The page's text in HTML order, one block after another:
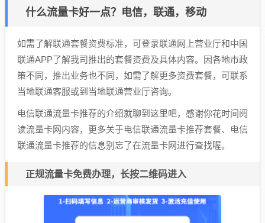
什么流量卡好一点？电信，联通，移动
如需了解联通套餐资费标准，可登录联通网上营业厅和中国
联通APP了解我司推出的套餐资费及具体内容。因各地市政
策不同，推出业务也不同，如需了解更多资费套餐，可联系
当地联通客服或到当地联通营业厅咨询。
电信联通流量卡推荐的介绍就聊到这里吧，感谢你花时间阅
读流量卡网内容，更多关于电信联通流量卡推荐套餐、电信
联通流量卡推荐的信息别忘了在流量卡网进行查找喔。
正规流量卡免费办理，长按二维码进入